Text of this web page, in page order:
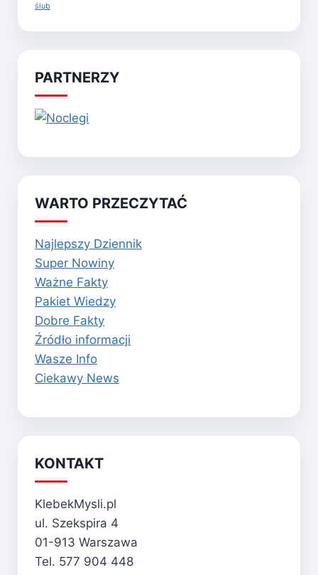
ślub
PARTNERZY
WARTO PRZECZYTAĆ
Najlepszy Dziennik
Super Nowiny
Ważne Fakty
Pakiet Wiedzy
Dobre Fakty
Źródło informacji
Wasze Info
Ciekawy News
KONTAKT
KlebekMysli.pl
ul. Szekspira 4
01-913 Warszawa
Tel. 577 904 448